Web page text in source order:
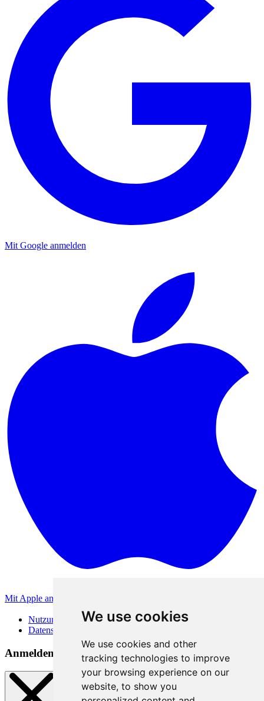
We use cookies
We use cookies and other
tracking technologies to improve
your browsing experience on our
website, to show you
Mit Google anmelden
Mit Apple anmelden
Nutzungsbedingungen
Datenschutzerklärung
Anmeldemethoden